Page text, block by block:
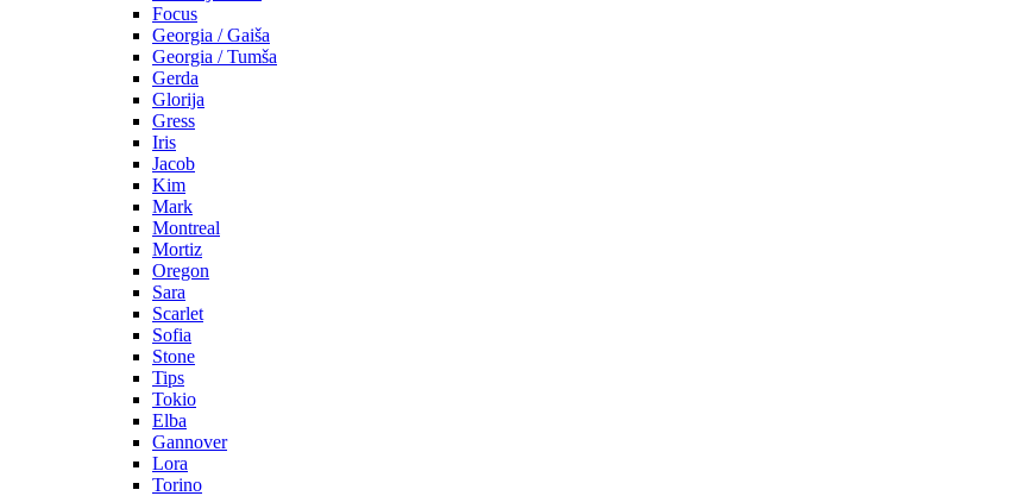
Focus
Georgia / Gaiša
Georgia / Tumša
Gerda
Glorija
Gress
Iris
Jacob
Kim
Mark
Montreal
Mortiz
Oregon
Sara
Scarlet
Sofia
Stone
Tips
Tokio
Elba
Gannover
Lora
Torino